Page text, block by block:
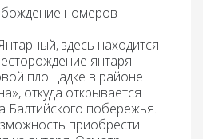
номеров
, здесь находится
янтаря.
площадке в районе
откуда открывается
Балтийского побережья.
приобрести